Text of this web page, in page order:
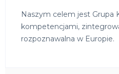
Naszym celem jest Grupa
kompetencjami,
rozpoznawalna w Europie.